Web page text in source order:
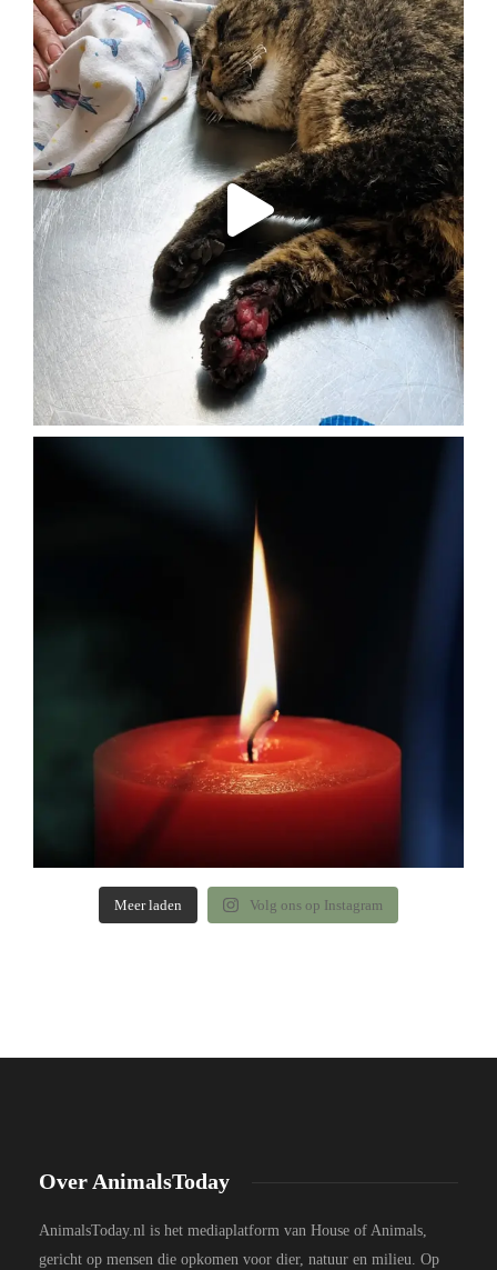
Meer laden Volg ons op Instagram
Over AnimalsToday
AnimalsToday.nl is het mediaplatform van House of Animals,
gericht op mensen die opkomen voor dier, natuur en milieu. Op